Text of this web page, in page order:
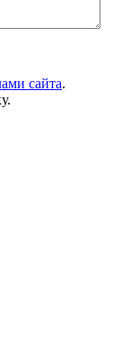
сайта.